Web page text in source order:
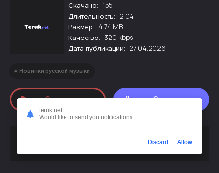
Скачано: 155
Длительность: 2:04
Размер: 4.74 MB
Качество: 320 kbps
Дата публикации: 27.04.2026
Новинки русской музыки
Слушать Скачать
KARIARDE - Го бяхькина лам бу алаили
teruk.net
Would like to send you notifications
Discard Allow